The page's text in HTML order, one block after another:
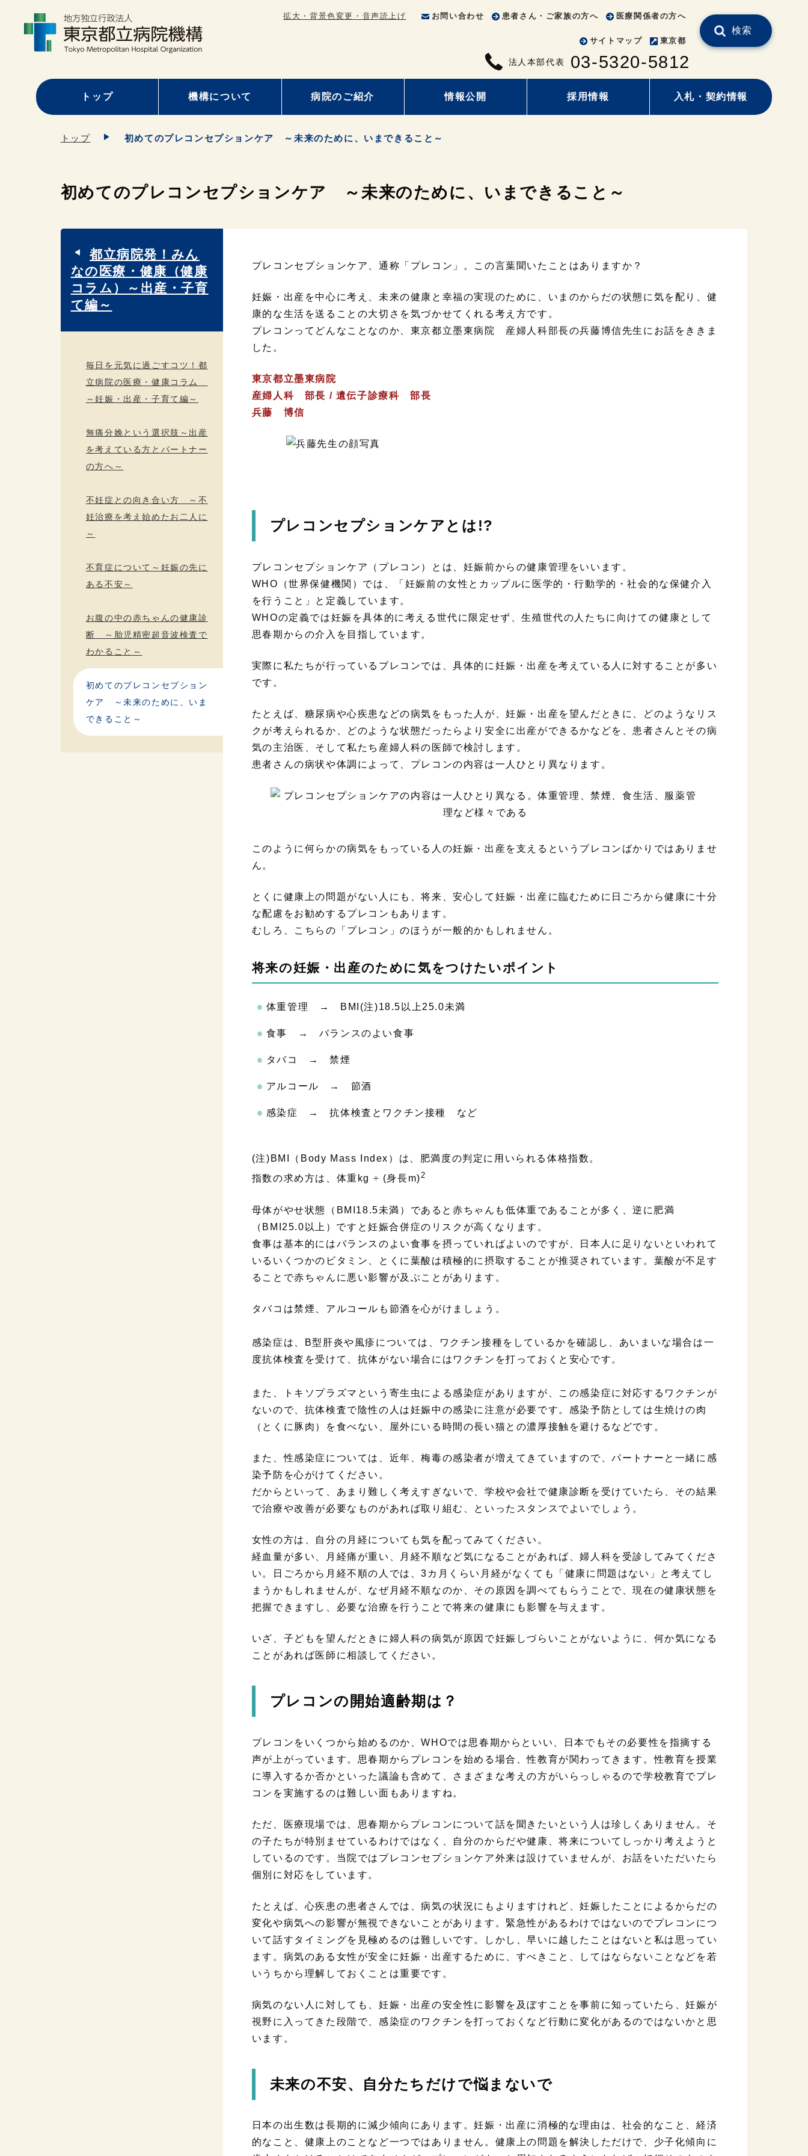
拡大・背景色変更・音声読上げ お問い合わせ 患者さん・ご家族の方へ 医療関係者の方へ
サイトマップ 東京都
法人本部代表 03-5320-5812
検索
トップ 機構について 病院のご紹介 情報公開 採用情報 入札・契約情報
トップ 初めてのプレコンセプションケア ～未来のために、いまできること～
初めてのプレコンセプションケア ～未来のために、いまできること～
プレコンセプションケア、通称「プレコン」。この言葉聞いたことはありますか？
妊娠・出産を中心に考え、未来の健康と幸福の実現のために、いまのからだの状態に気を配り、健
康的な生活を送ることの大切さを気づかせてくれる考え方です。
プレコンってどんなことなのか、東京都立墨東病院 産婦人科部長の兵藤博信先生にお話をききま
した。
東京都立墨東病院
産婦人科 部長 / 遺伝子診療科 部長
兵藤 博信
プレコンセプションケアとは!?
プレコンセプションケア（プレコン）とは、妊娠前からの健康管理をいいます。
WHO（世界保健機関）では、「妊娠前の女性とカップルに医学的・行動学的・社会的な保健介入
を行うこと」と定義しています。
WHOの定義では妊娠を具体的に考える世代に限定せず、生殖世代の人たちに向けての健康として
思春期からの介入を目指しています。
実際に私たちが行っているプレコンでは、具体的に妊娠・出産を考えている人に対することが多い
です。
たとえば、糖尿病や心疾患などの病気をもった人が、妊娠・出産を望んだときに、どのようなリス
クが考えられるか、どのような状態だったらより安全に出産ができるかなどを、患者さんとその病
気の主治医、そして私たち産婦人科の医師で検討します。
患者さんの病状や体調によって、プレコンの内容は一人ひとり異なります。
このように何らかの病気をもっている人の妊娠・出産を支えるというプレコンばかりではありませ
ん。
とくに健康上の問題がない人にも、将来、安心して妊娠・出産に臨むために日ごろから健康に十分
な配慮をお勧めするプレコンもあります。
むしろ、こちらの「プレコン」のほうが一般的かもしれません。
将来の妊娠・出産のために気をつけたいポイント
体重管理 → BMI(注)18.5以上25.0未満
食事 → バランスのよい食事
タバコ → 禁煙
アルコール → 節酒
感染症 → 抗体検査とワクチン接種 など
(注)BMI（Body Mass Index）は、肥満度の判定に用いられる体格指数。
指数の求め方は、体重kg ÷ (身長m)2
母体がやせ状態（BMI18.5未満）であると赤ちゃんも低体重であることが多く、逆に肥満
（BMI25.0以上）ですと妊娠合併症のリスクが高くなります。
食事は基本的にはバランスのよい食事を摂っていればよいのですが、日本人に足りないといわれて
いるいくつかのビタミン、とくに葉酸は積極的に摂取することが推奨されています。葉酸が不足す
ることで赤ちゃんに悪い影響が及ぶことがあります。
タバコは禁煙、アルコールも節酒を心がけましょう。
感染症は、B型肝炎や風疹については、ワクチン接種をしているかを確認し、あいまいな場合は一
度抗体検査を受けて、抗体がない場合にはワクチンを打っておくと安心です。
また、トキソプラズマという寄生虫による感染症がありますが、この感染症に対応するワクチンが
ないので、抗体検査で陰性の人は妊娠中の感染に注意が必要です。感染予防としては生焼けの肉
（とくに豚肉）を食べない、屋外にいる時間の長い猫との濃厚接触を避けるなどです。
また、性感染症については、近年、梅毒の感染者が増えてきていますので、パートナーと一緒に感
染予防を心がけてください。
だからといって、あまり難しく考えすぎないで、学校や会社で健康診断を受けていたら、その結果
で治療や改善が必要なものがあれば取り組む、といったスタンスでよいでしょう。
女性の方は、自分の月経についても気を配ってみてください。
経血量が多い、月経痛が重い、月経不順など気になることがあれば、婦人科を受診してみてくださ
い。日ごろから月経不順の人では、3カ月くらい月経がなくても「健康に問題はない」と考えてし
まうかもしれませんが、なぜ月経不順なのか、その原因を調べてもらうことで、現在の健康状態を
把握できますし、必要な治療を行うことで将来の健康にも影響を与えます。
いざ、子どもを望んだときに婦人科の病気が原因で妊娠しづらいことがないように、何か気になる
ことがあれば医師に相談してください。
プレコンの開始適齢期は？
プレコンをいくつから始めるのか、WHOでは思春期からといい、日本でもその必要性を指摘する
声が上がっています。思春期からプレコンを始める場合、性教育が関わってきます。性教育を授業
に導入するか否かといった議論も含めて、さまざまな考えの方がいらっしゃるので学校教育でプレ
コンを実施するのは難しい面もありますね。
ただ、医療現場では、思春期からプレコンについて話を聞きたいという人は珍しくありません。そ
の子たちが特別ませているわけではなく、自分のからだや健康、将来についてしっかり考えようと
しているのです。当院ではプレコンセプションケア外来は設けていませんが、お話をいただいたら
個別に対応をしています。
たとえば、心疾患の患者さんでは、病気の状況にもよりますけれど、妊娠したことによるからだの
変化や病気への影響が無視できないことがあります。緊急性があるわけではないのでプレコンにつ
いて話すタイミングを見極めるのは難しいです。しかし、早いに越したことはないと私は思ってい
ます。病気のある女性が安全に妊娠・出産するために、すべきこと、してはならないことなどを若
いうちから理解しておくことは重要です。
病気のない人に対しても、妊娠・出産の安全性に影響を及ぼすことを事前に知っていたら、妊娠が
視野に入ってきた段階で、感染症のワクチンを打っておくなど行動に変化があるのではないかと思
います。
未来の不安、自分たちだけで悩まないで
日本の出生数は長期的に減少傾向にあります。妊娠・出産に消極的な理由は、社会的なこと、経済
的なこと、健康上のことなど一つではありません。健康上の問題を解決しただけで、少子化傾向に
都立病院発！みん
なの医療・健康（健康
コラム）～出産・子育
て編～
毎日を元気に過ごすコツ！都
立病院の医療・健康コラム
～妊娠・出産・子育て編～
無痛分娩という選択肢～出産
を考えている方とパートナー
の方へ～
不妊症との向き合い方 ～不
妊治療を考え始めたお二人に
～
不育症について～妊娠の先に
ある不安～
お腹の中の赤ちゃんの健康診
断 ～胎児精密超音波検査で
わかること～
初めてのプレコンセプション
ケア ～未来のために、いま
できること～